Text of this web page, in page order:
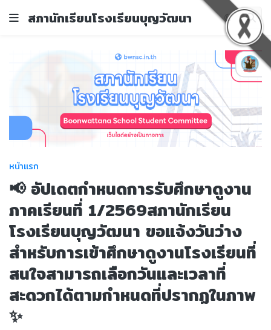
สภานักเรียนโรงเรียนบุญวัฒนา
หน้าแรก
📢 อัปเดตกำหนดการรับศึกษาดูงาน
ภาคเรียนที่ 1/2569สภานักเรียน
โรงเรียนบุญวัฒนา ขอแจ้งวันว่าง
สำหรับการเข้าศึกษาดูงานโรงเรียนที่
สนใจสามารถเลือกวันและเวลาที่
สะดวกได้ตามกำหนดที่ปรากฏในภาพ
✨